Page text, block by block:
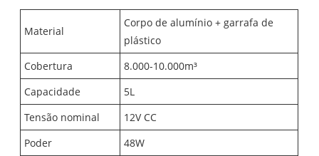
Material
Corpo de alumínio + garrafa de
plástico
Cobertura
8.000-10.000m³
Capacidade
5L
Tensão nominal
12V CC
Poder
48W